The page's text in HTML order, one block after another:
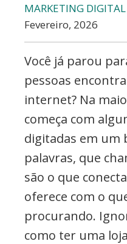
Adwords
muito
mais
MARKETING DIGITAL
Fevereiro, 2026
Você já parou
pessoas
internet? Na
começa com
digitadas em um
palavras, que
são o que
oferece com o
procurando.
como ter uma